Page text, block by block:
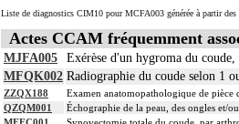
Liste de diagnostics CIM10 pour MCFA003 générée à partir
Actes CCAM fréquemment
MJFA005
Exérèse d'un hygroma du
MFQK002 Radiographie du coude selon 1
ZZQX188
Examen anatomopathologique de
QZQM001
Échographie de la peau, des ongles et/